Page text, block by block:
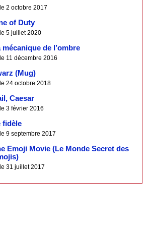
le 2 octobre 2017
of Duty
le 5 juillet 2020
mécanique de l’ombre
le 11 décembre 2016
(Mug)
le 24 octobre 2018
Caesar
le 3 février 2016
fidèle
le 9 septembre 2017
Emoji Movie (Le Monde Secret des
le 31 juillet 2017